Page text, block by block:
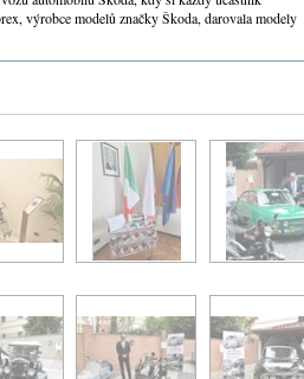
výrobce modelů značky Škoda, darovala modely